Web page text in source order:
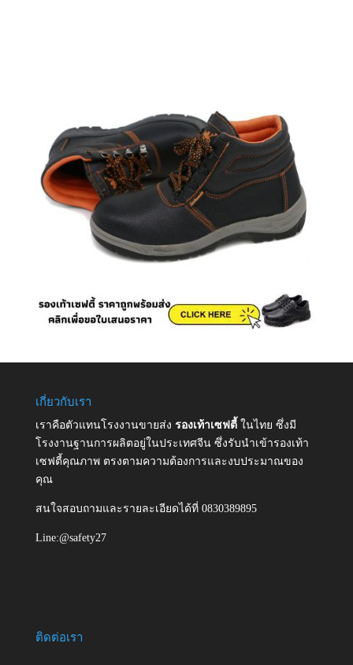
เกี่ยวกับเรา
เราคือตัวแทนโรงงานขายส่ง รองเท้าเซฟตี้ ในไทย ซึ่งมี
โรงงานฐานการผลิตอยู่ในประเทศจีน ซึ่งรับนำเข้ารองเท้า
เซฟตี้คุณภาพ ตรงตามความต้องการและงบประมาณของ
คุณ
สนใจสอบถามและรายละเอียดได้ที่ 0830389895
Line:@safety27
ติดต่อเรา